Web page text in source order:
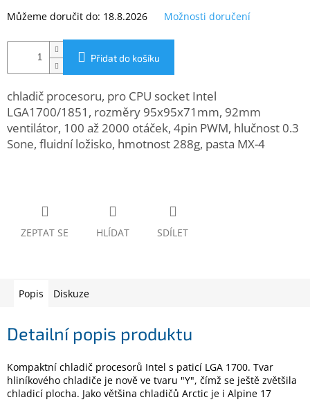
Splátky
ESSOX
www.inpraise.cz
Gaming
Telefony
tablety
Dílna
spotřebiče
Počítače
a
Elektronika
Můžeme doručit do: 18.8.2026 Možnosti doručení
Přidat do košíku
chladič procesoru, pro CPU socket Intel
LGA1700/1851, rozměry 95x95x71mm, 92mm
ventilátor, 100 až 2000 otáček, 4pin PWM, hlučnost 0.3
Sone, fluidní ložisko, hmotnost 288g, pasta MX-4
ZEPTAT SE HLÍDAT SDÍLET
Popis Diskuze
Detailní popis produktu
Kompaktní chladič procesorů Intel s paticí LGA 1700. Tvar
hliníkového chladiče je nově ve tvaru "Y", čímž se ještě zvětšila
chladicí plocha. Jako většina chladičů Arctic je i Alpine 17